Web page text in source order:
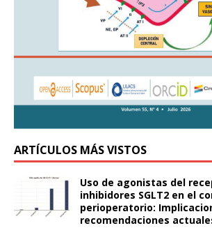
ARTÍCULOS MÁS VISTOS
Uso de agonistas del
inhibidores SGLT2 en el
perioperatorio:
recomendaciones